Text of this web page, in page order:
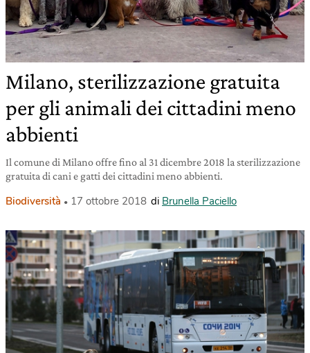
Milano, sterilizzazione gratuita
per gli animali dei cittadini meno
abbienti
Il comune di Milano offre fino al 31 dicembre 2018 la sterilizzazione
gratuita di cani e gatti dei cittadini meno abbienti.
Biodiversità 17 ottobre 2018 di Brunella Paciello